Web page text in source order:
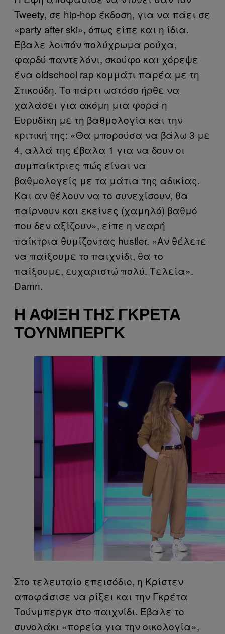
Tweety, σε hip-hop έκδοση, για να πάει σε
«party after ski», όπως είπε και η ίδια.
Έβαλε λοιπόν πολύχρωμα ρούχα,
φαρδύ παντελόνι, σκούφο και χόρεψε
ένα oldschool rap κομμάτι παρέα με τη
Στικούδη. Το πάρτι ωστόσο ήρθε να
χαλάσει για ακόμη μια φορά η
Ευρυδίκη με τη βαθμολογία και την
κριτική της: «Θα μπορούσα να βάλω 3 με
4, αλλά της έβαλα 1 για να δουν οι
συμπαίκτριες πώς είναι να
βαθμολογείς με τα μάτια της αδικίας.
Και αν θέλουν να το συνεχίσουν, θα
παίρνουν και εκείνες (χαμηλό) βαθμό
που δεν αξίζουν», είπε η νεαρή
παίκτρια θυμίζοντας hustler. «Αν θέλετε
να παίξουμε το παιχνίδι, θα το
παίξουμε, ευχαριστώ πολύ. Τελεία».
Damn.
Η ΆΦΙΞΗ ΤΗΣ ΓΚΡΈΤΑ
ΤΟΎΝΜΠΕΡΓΚ
Στο τελευταίο επεισόδιο, η Κρίστεν
αποφάσισε να ρίξει και την Γκρέτα
Τούνμπεργκ στο παιχνίδι. Έβαλε το
συνολάκι «πορεία για την οικολογία»,